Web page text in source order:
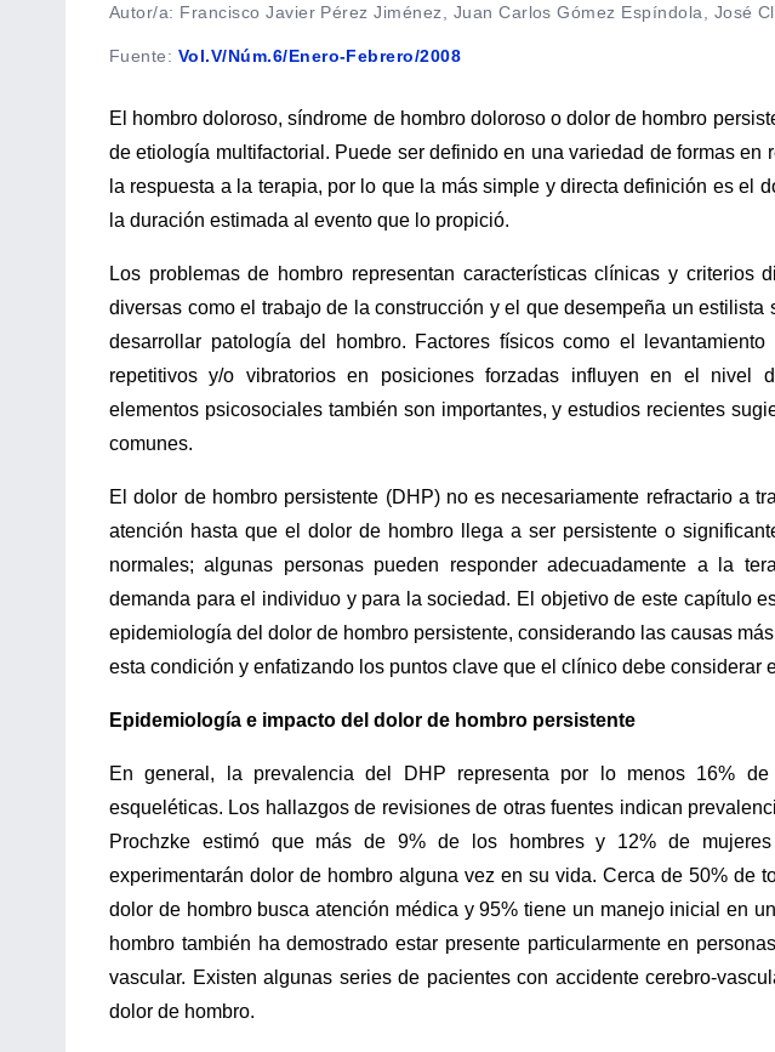
Autor/a: Francisco Javier Pérez Jiménez, Juan Carlos Gómez Espíndola, José
Fuente: Vol.V/Núm.6/Enero-Febrero/2008
El hombro doloroso, síndrome de hombro doloroso o dolor de hombro
de etiología multifactorial. Puede ser definido en una variedad de formas en
la respuesta a la terapia, por lo que la más simple y directa definición es el
la duración estimada al evento que lo propició.
Los problemas de hombro representan características clínicas y criterios
diversas como el trabajo de la construcción y el que desempeña un
desarrollar patología del hombro. Factores físicos como el
repetitivos y/o vibratorios en posiciones forzadas influyen en el nivel
elementos psicosociales también son importantes, y estudios recientes
comunes.
El dolor de hombro persistente (DHP) no es necesariamente refractario a
atención hasta que el dolor de hombro llega a ser persistente o
normales; algunas personas pueden responder adecuadamente a la
demanda para el individuo y para la sociedad. El objetivo de este capítulo
epidemiología del dolor de hombro persistente, considerando las causas
esta condición y enfatizando los puntos clave que el clínico debe considerar
Epidemiología e impacto del dolor de hombro persistente
En general, la prevalencia del DHP representa por lo menos 16%
esqueléticas. Los hallazgos de revisiones de otras fuentes indican
Prochzke estimó que más de 9% de los hombres y 12% de
experimentarán dolor de hombro alguna vez en su vida. Cerca de 50% de
dolor de hombro busca atención médica y 95% tiene un manejo inicial en
hombro también ha demostrado estar presente particularmente en
vascular. Existen algunas series de pacientes con accidente cerebro-
dolor de hombro.